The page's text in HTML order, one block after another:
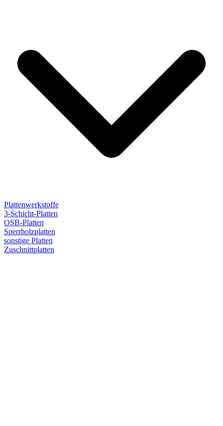
Plattenwerkstoffe
3-Schicht-Platten
OSB-Platten
Sperrholzplatten
sonstige Platten
Zuschnittplatten